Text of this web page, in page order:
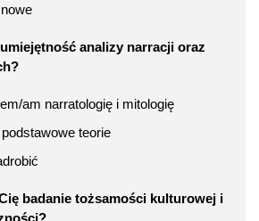
analizy narracji oraz
am narratologię i mitologię
teorie
badanie tożsamości kulturowej i